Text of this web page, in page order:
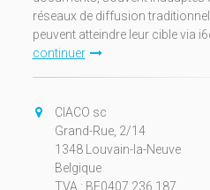
réseaux de diffusion
peuvent atteindre leur cible via
continuer
CIACO sc
Grand-Rue, 2/14
1348 Louvain-la-Neuve
Belgique
TVA : BE0407.236.187